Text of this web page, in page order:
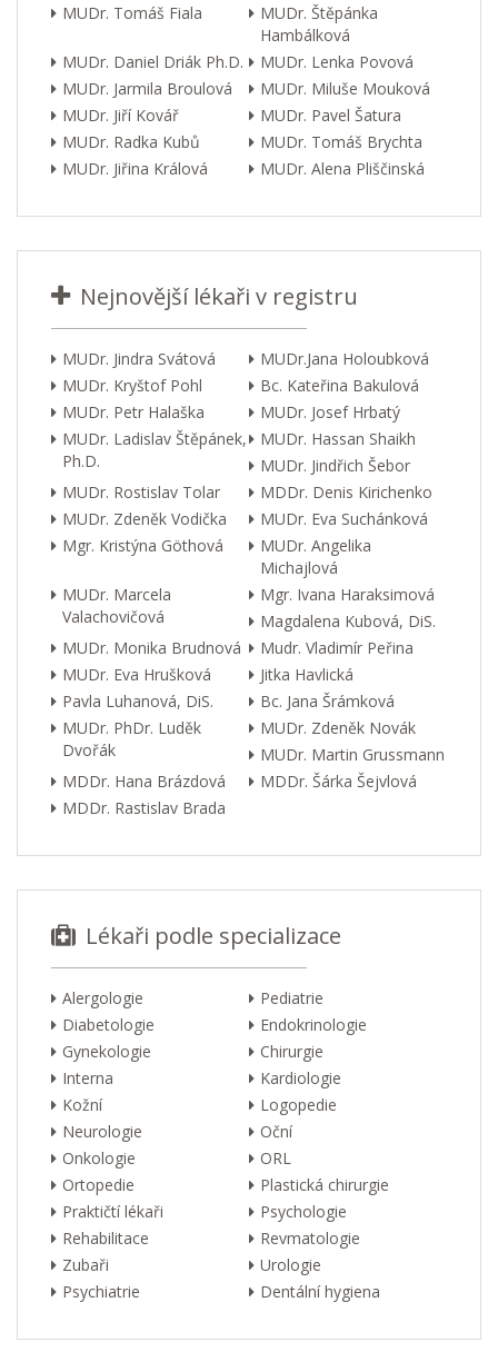
MUDr. Tomáš Fiala
MUDr. Štěpánka
Hambálková
MUDr. Daniel Driák Ph.D.
MUDr. Lenka Povová
MUDr. Jarmila Broulová
MUDr. Miluše Mouková
MUDr. Jiří Kovář
MUDr. Pavel Šatura
MUDr. Radka Kubů
MUDr. Tomáš Brychta
MUDr. Jiřina Králová
MUDr. Alena Pliščinská
Nejnovější lékaři v registru
MUDr. Jindra Svátová
MUDr.Jana Holoubková
MUDr. Kryštof Pohl
Bc. Kateřina Bakulová
MUDr. Petr Halaška
MUDr. Josef Hrbatý
MUDr. Ladislav Štěpánek,
Ph.D.
MUDr. Hassan Shaikh
MUDr. Jindřich Šebor
MUDr. Rostislav Tolar
MDDr. Denis Kirichenko
MUDr. Zdeněk Vodička
MUDr. Eva Suchánková
Mgr. Kristýna Göthová
MUDr. Angelika
Michajlová
MUDr. Marcela
Valachovičová
Mgr. Ivana Haraksimová
Magdalena Kubová, DiS.
MUDr. Monika Brudnová
Mudr. Vladimír Peřina
MUDr. Eva Hrušková
Jitka Havlická
Pavla Luhanová, DiS.
Bc. Jana Šrámková
MUDr. PhDr. Luděk
Dvořák
MUDr. Zdeněk Novák
MUDr. Martin Grussmann
MDDr. Hana Brázdová
MDDr. Šárka Šejvlová
MDDr. Rastislav Brada
Lékaři podle specializace
Alergologie
Pediatrie
Diabetologie
Endokrinologie
Gynekologie
Chirurgie
Interna
Kardiologie
Kožní
Logopedie
Neurologie
Oční
Onkologie
ORL
Ortopedie
Plastická chirurgie
Praktičtí lékaři
Psychologie
Rehabilitace
Revmatologie
Zubaři
Urologie
Psychiatrie
Dentální hygiena